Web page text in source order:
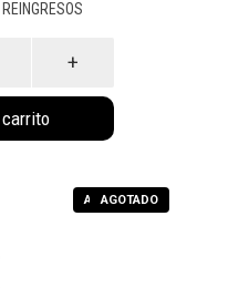
REINGRESOS
AGOTADO
AGOTADO